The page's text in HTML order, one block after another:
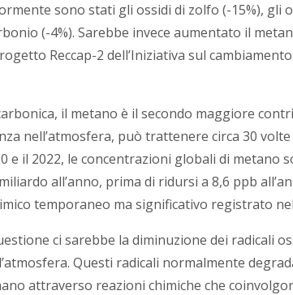
sono stati gli ossidi di zolfo (-15%), gli
(-4%). Sarebbe invece aumentato il
Reccap-2 dell’Iniziativa sul
il metano è il secondo maggiore
nell’atmosfera, può trattenere circa 30
e il 2022, le concentrazioni globali di
all’anno, prima di ridursi a 8,6 ppb
temporaneo ma significativo registrato
ci sarebbe la diminuzione dei radicali
Questi radicali normalmente
attraverso reazioni chimiche che